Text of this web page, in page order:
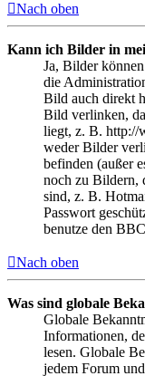
Nach oben
Kann ich Bilder in
Ja, Bilder
die
Bild auch direkt
Bild verlinken,
liegt, z. B. http://
weder Bilder
befinden (außer
noch zu Bildern,
sind, z. B.
Passwort
benutze den
Nach oben
Was sind globale
Globale
Informationen,
lesen. Globale
jedem Forum